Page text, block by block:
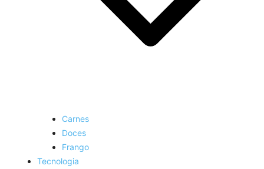
Carnes
Doces
Frango
Tecnologia